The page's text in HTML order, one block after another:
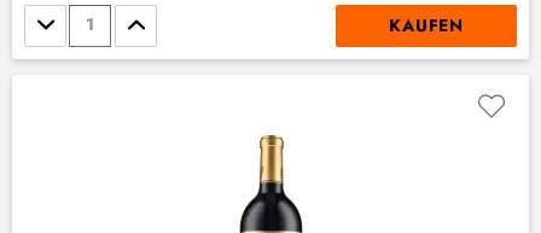
Stückzahl KAUFEN